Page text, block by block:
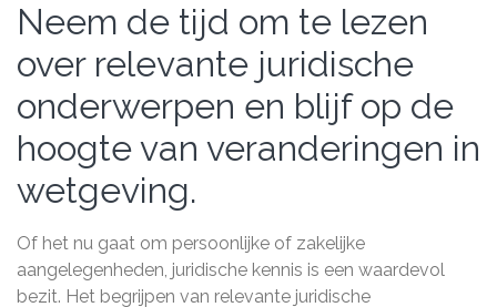
Neem de tijd om te lezen
over relevante juridische
onderwerpen en blijf op de
hoogte van veranderingen in
wetgeving.
Of het nu gaat om persoonlijke of zakelijke
aangelegenheden, juridische kennis is een waardevol
bezit. Het begrijpen van relevante juridische